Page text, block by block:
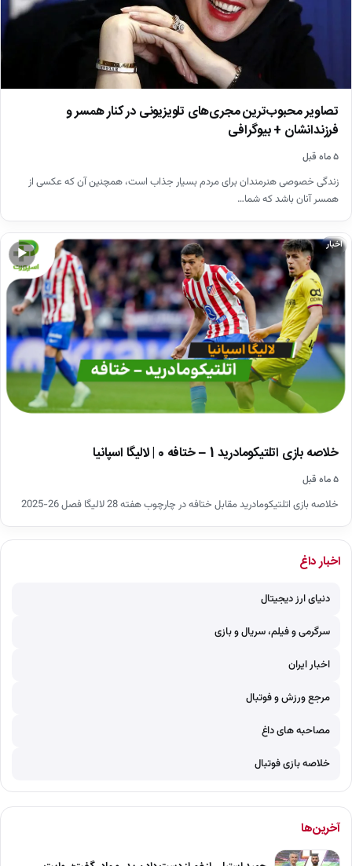
تصاویر محبوب‌ترین مجری‌های تلویزیونی در کنار همسر و
فرزندانشان + بیوگرافی
۵ ماه قبل
زندگی خصوصی هنرمندان برای مردم بسیار جذاب است، همچنین آن که عکسی از
همسر آنان باشد که شما…
▶
اخبار
خلاصه بازی اتلتیکومادرید 1 – ختافه 0 | لالیگا اسپانیا
۵ ماه قبل
خلاصه بازی اتلتیکومادرید مقابل ختافه در چارچوب هفته 28 لالیگا فصل 26-2025
اخبار داغ
دنیای ارز دیجیتال
سرگرمی و فیلم، سریال و بازی
اخبار ایران
مرجع ورزش و فوتبال
مصاحبه های داغ
خلاصه بازی فوتبال
آخرین‌ها